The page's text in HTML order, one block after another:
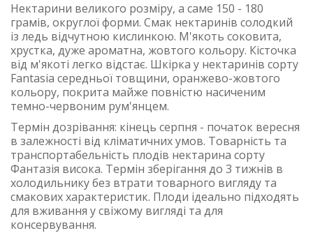
Нектарини великого розміру, а саме 150 - 180
грамів, округлої форми. Смак нектаринів солодкий
із ледь відчутною кислинкою. М'якоть соковита,
хрустка, дуже ароматна, жовтого кольору. Кісточка
від м'якоті легко відстає. Шкірка у нектаринів сорту
Fantasia середньої товщини, оранжево-жовтого
кольору, покрита майже повністю насиченим
темно-червоним рум'янцем.
Термін дозрівання: кінець серпня - початок вересня
в залежності від кліматичних умов. Товарність та
транспортабельність плодів нектарина сорту
Фантазія висока. Термін зберігання до 3 тижнів в
холодильнику без втрати товарного вигляду та
смакових характеристик. Плоди ідеально підходять
для вживання у свіжому вигляді та для
консервування.